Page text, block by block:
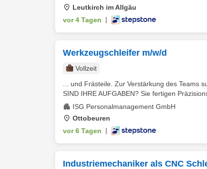
Leutkirch im Allgäu
vor 4 Tagen
Werkzeugschleifer m/w/d
Vollzeit
... und Frästeile. Zur Verstärkung des Teams
SIND IHRE AUFGABEN? Sie fertigen
ISG Personalmanagement GmbH
Ottobeuren
vor 6 Tagen
Industriemechaniker als CNC